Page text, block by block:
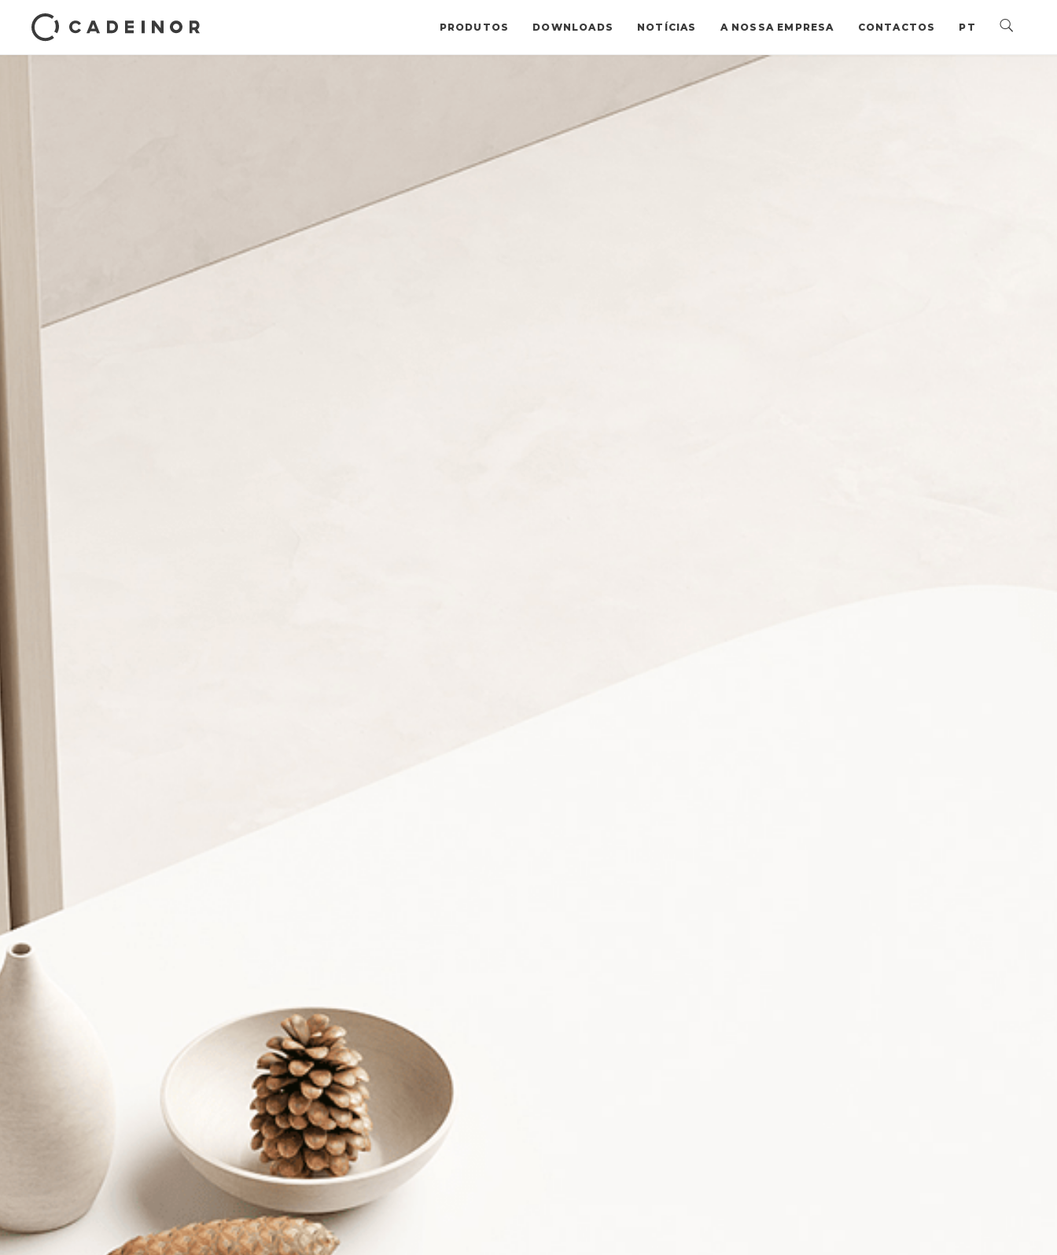
PRODUTOS DOWNLOADS NOTÍCIAS A NOSSA EMPRESA CONTACTOS PT